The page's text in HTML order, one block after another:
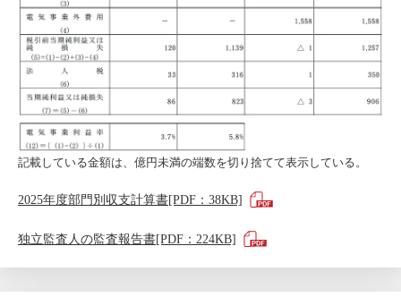
記載している金額は、億円未満の端数を切り捨てて表示している。
2025年度部門別収支計算書[PDF：38KB]
独立監査人の監査報告書[PDF：224KB]